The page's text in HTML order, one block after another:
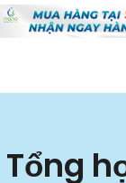
Tổng